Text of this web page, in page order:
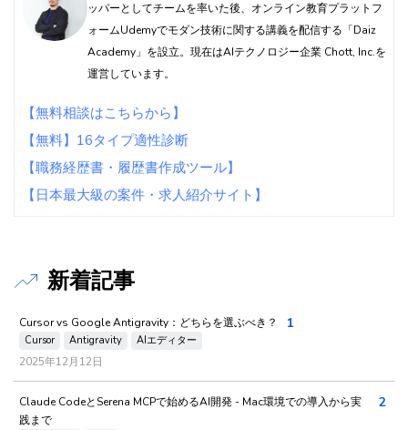
ッパーとしてチームを率いた後、オンライン教育プラットフ
ォームUdemyでモダン技術に関する講義を配信する「Daiz
Academy」を設立。現在はAIテクノロジー企業 Chott, Inc.を
運営しています。
【無料相談はこちらから】
【無料】16タイプ適性診断
【職務経歴書・履歴書作成ツール】
【日本最大級の案件・求人紹介サイト】
新着記事
Cursor vs Google Antigravity：どちらを選ぶべき？
Cursor Antigravity AIエディター
2025年12月12日
1
Claude CodeとSerena MCPで始めるAI開発 - Mac環境での導入から実
践まで
2